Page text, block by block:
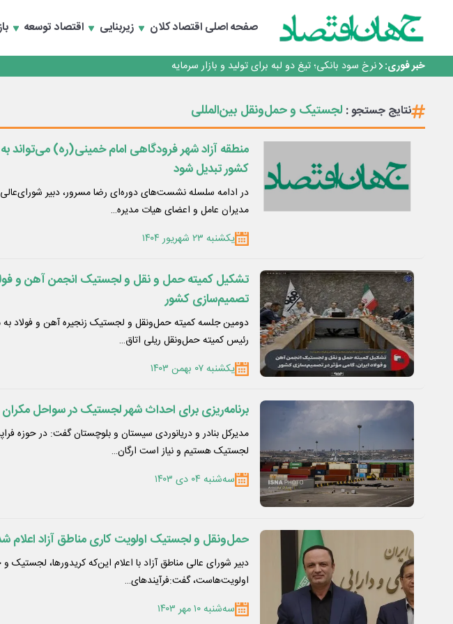
صفحه اصلیاقتصاد کلان زیربنایی اقتصاد توسعه
خبر فوری:
طلسم خانه‌سازی چینی‌ها در ایران شکسته می‌شود؟
عبور فکور صنعت از مرز ۵۳ همت درآمد
نرخ سود بانکی؛ تیغ دو لبه برای تولید و بازار سرمایه
چشم‌انداز صادرات گوشت مرغ؛ از ناپایداری سیاست‌ها تا اعتماد به خصوصی‌ها
عبور فکور صنعت از مرز ۵۳ همت درآمد
رییس‌کل بیمه مرکزی: برای حقوق مردم خط قرمز ندارم
نتایج جستجو : لجستیک و حمل‌ونقل بین‌المللی
منطقه آزاد شهر فرودگاهی امام خمینی(ره)
کشور تبدیل شود
در ادامه سلسله نشست‌های دوره‌ای رضا مسرور، دبیر شورای‌عالی
مدیران عامل و اعضای هیات مدیره…
یکشنبه ۲۳ شهریور ۱۴۰۴
تشکیل کمیته حمل و نقل و لجستیک انجمن آهن و
تصمیم‌سازی کشور
دومین جلسه کمیته حمل‌ونقل و لجستیک زنجیره آهن و فولاد به
رئیس کمیته حمل‌ونقل ریلی اتاق…
یکشنبه ۰۷ بهمن ۱۴۰۳
برنامه‌ریزی برای احداث شهر لجستیک در سواحل مکران
مدیرکل بنادر و دریانوردی سیستان و بلوچستان گفت: در حوزه
لجستیک هستیم و نیاز است ارگان…
سه‌شنبه ۰۴ دی ۱۴۰۳
حمل‌ونقل و لجستیک اولویت کاری مناطق آزاد اعلام
دبیر شورای عالی مناطق آزاد با اعلام این‌که کریدورها،
اولویت‌هاست، گفت:فرآیند‌های…
سه‌شنبه ۱۰ مهر ۱۴۰۳